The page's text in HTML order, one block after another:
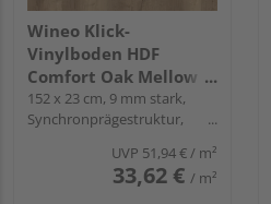
Wineo Klick-
Vinylboden HDF
Comfort Oak Mellow
Landhausdiele - wineo
400 wood XL
152 x 23 cm, 9 mm stark,
Synchronprägestruktur,
UVP 51,94 €/ m²
33,62 € / m²